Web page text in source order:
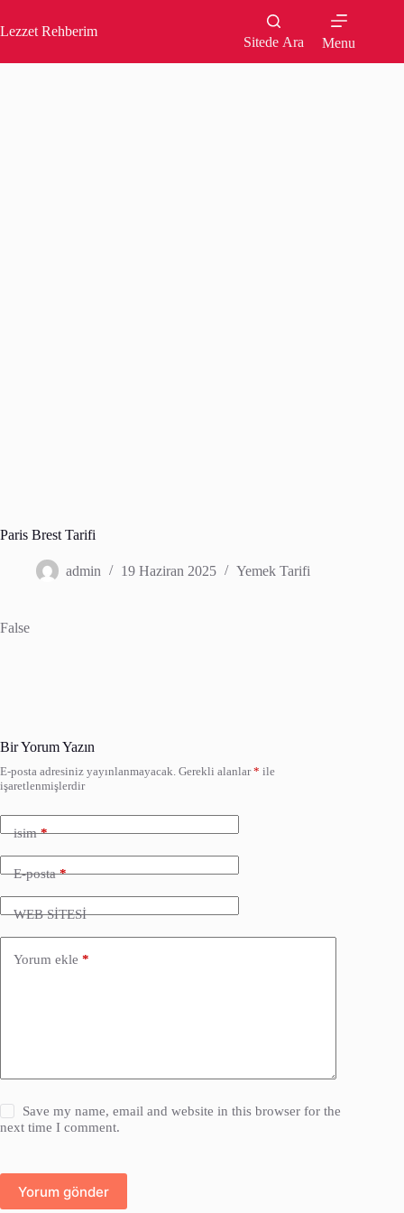
to
content
Lezzet Rehberim
Sitede Ara Menu
Paris Brest Tarifi
admin 19 Haziran 2025 Yemek Tarifi
False
Bir Yorum Yazın
E-posta adresiniz yayınlanmayacak. Gerekli alanlar* ile
işaretlenmişlerdir
isim*
E-posta*
WEB SİTESİ
Yorum ekle *
Save my name, email and website in this browser for the
next time I comment.
Yorum gönder